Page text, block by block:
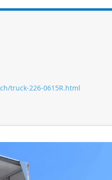
truck-226-0615R.html